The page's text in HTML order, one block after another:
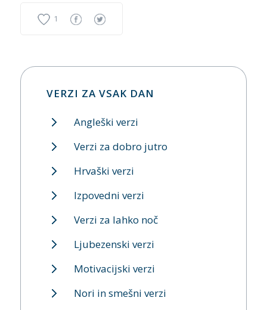
1
VERZI ZA VSAK DAN
Angleški verzi
Verzi za dobro jutro
Hrvaški verzi
Izpovedni verzi
Verzi za lahko noč
Ljubezenski verzi
Motivacijski verzi
Nori in smešni verzi